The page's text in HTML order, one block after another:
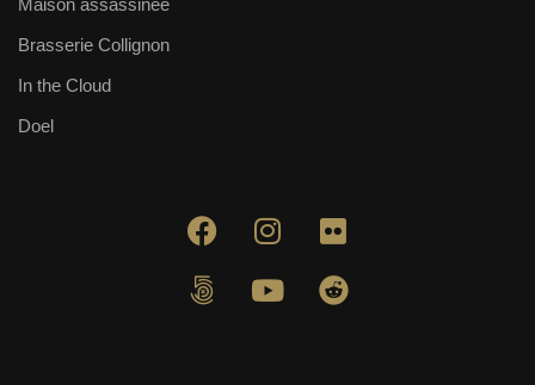
Maison assassinée
Brasserie Collignon
In the Cloud
Doel